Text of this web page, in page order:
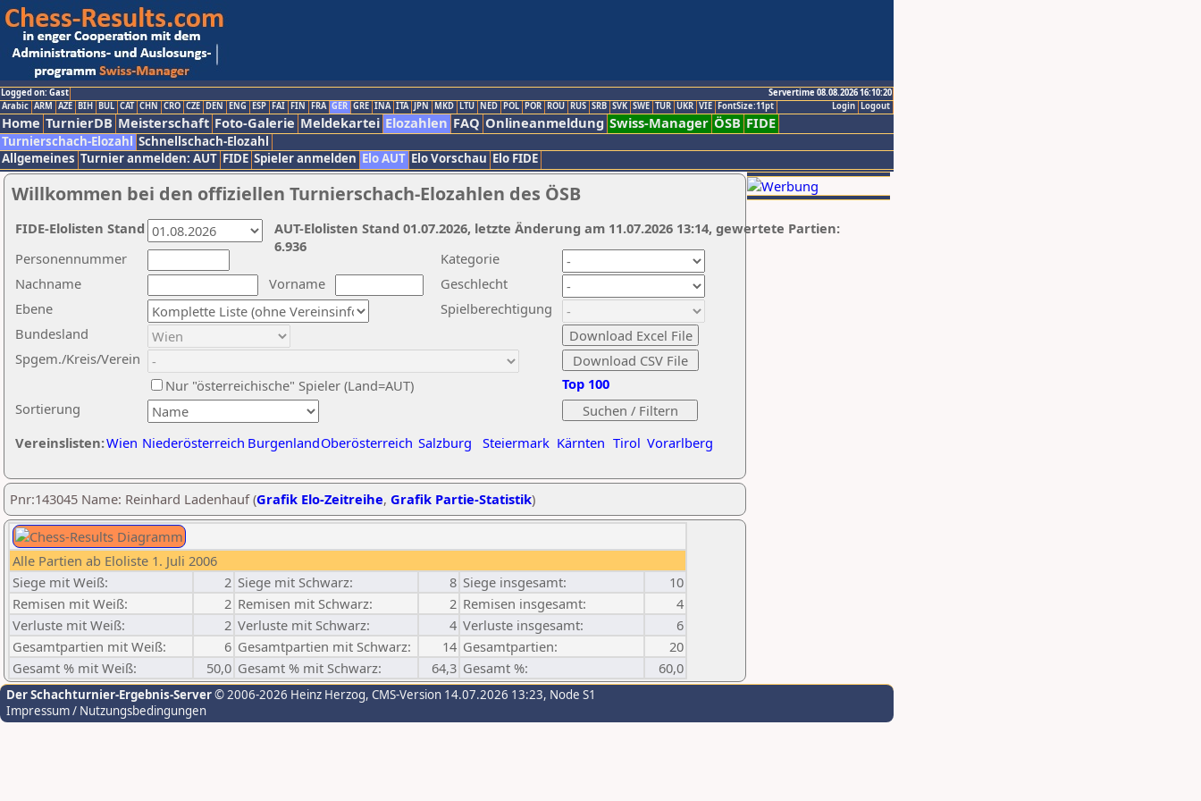
Logged on: Gast
Servertime 08.08.2026 16:10:20
Logout
Login
Arabic ARM AZE BIH BUL CAT CHN CRO CZE DEN ENG ESP FAI FIN FRA GER GRE INA ITA JPN MKD LTU NED POL POR ROU RUS SRB SVK SWE TUR UKR VIE FontSize:11pt
Home TurnierDB Meisterschaft Foto-Galerie Meldekartei Elozahlen FAQ Onlineanmeldung Swiss-Manager ÖSB FIDE
Turnierschach-Elozahl Schnellschach-Elozahl
Allgemeines Turnier anmelden: AUT FIDE Spieler anmelden Elo AUT Elo Vorschau Elo FIDE
Willkommen bei den offiziellen Turnierschach-Elozahlen des ÖSB
Nachname
Vorname
Ebene
Kategorie
Sortierung
Personennummer
Bundesland
Spgem./Kreis/Verein
Geschlecht
Nur "österreichische" Spieler (Land=AUT)
Spielberechtigung
Vereinslisten:Wien Niederösterreich BurgenlandOberösterreich Salzburg Steiermark Kärnten Tirol Vorarlberg
Top 100
AUT-Elolisten Stand 01.07.2026, letzte Änderung am 11.07.2026 13:14, gewertete Partien:
6.936
FIDE-Elolisten Stand
Pnr:143045 Name: Reinhard Ladenhauf (Grafik Elo-Zeitreihe, Grafik Partie-Statistik)
Alle Partien ab Eloliste 1. Juli 2006
Siege mit Weiß:
2 Siege mit Schwarz: 8 Siege insgesamt:
10
Remisen mit Weiß:
2 Remisen mit Schwarz: 2 Remisen insgesamt:
4
Verluste mit Weiß:
2 Verluste mit Schwarz: 4 Verluste insgesamt:
6
Gesamtpartien mit Weiß:
6 Gesamtpartien mit Schwarz: 14 Gesamtpartien:
20
Gesamt % mit Weiß:
50,0 Gesamt % mit Schwarz: 64,3 Gesamt %: 60,0
Der Schachturnier-Ergebnis-Server© 2006-2026 Heinz Herzog, CMS-Version 14.07.2026 13:23, Node S1
Impressum / Nutzungsbedingungen